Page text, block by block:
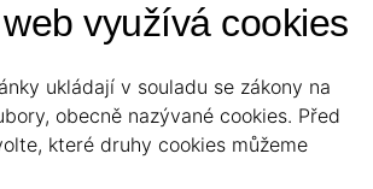
A LÉČBA PLETI
ZDRAVÍ A KRÁSA
CENÍK
NASTAVENÍ COOKIES
využívá cookies
ukládají v souladu se zákony na
obecně nazývané cookies. Před
které druhy cookies můžeme